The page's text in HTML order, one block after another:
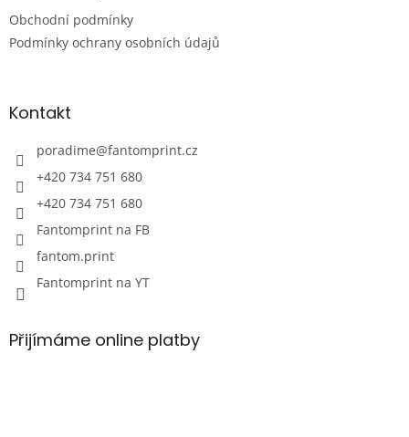
Obchodní podmínky
Podmínky ochrany osobních údajů
Kontakt
poradime@fantomprint.cz
+420 734 751 680
+420 734 751 680
Fantomprint na FB
fantom.print
Fantomprint na YT
Přijímáme online platby